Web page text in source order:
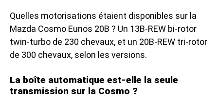
Quelles motorisations étaient disponibles sur la
Mazda Cosmo Eunos 20B ? Un 13B-REW bi-rotor
twin-turbo de 230 chevaux, et un 20B-REW tri-rotor
de 300 chevaux, selon les versions.
La boîte automatique est-elle la seule
transmission sur la Cosmo ?